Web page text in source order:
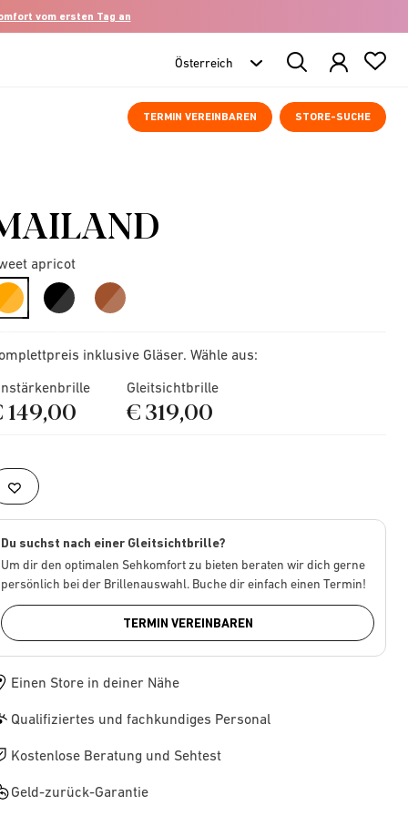
vom ersten Tag an
Search
Products
TERMIN VEREINBAREN STORE-SUCHE
apricot
selected
inklusive Gläser. Wähle aus:
149,00
Gleitsichtbrille
€ 319,00
Du suchst nach einer Gleitsichtbrille?
Um dir den optimalen Sehkomfort zu bieten beraten wir dich gerne
persönlich bei der Brillenauswahl. Buche dir einfach einen Termin!
TERMIN VEREINBAREN
Einen Store in deiner Nähe
Qualifiziertes und fachkundiges Personal
Kostenlose Beratung und Sehtest
Geld-zurück-Garantie